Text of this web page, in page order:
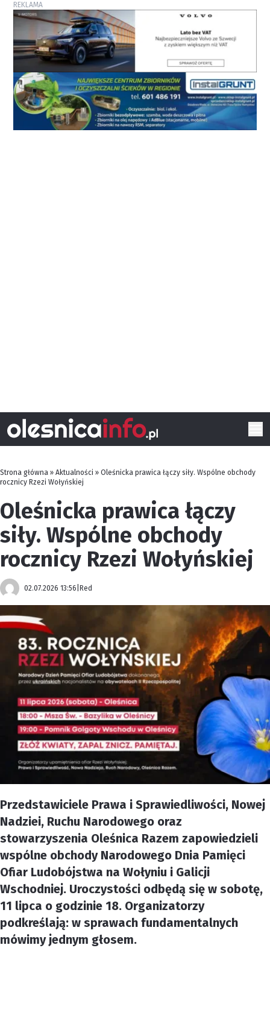
REKLAMA
Strona główna » Aktualności » Oleśnicka prawica łączy siły. Wspólne obchody
rocznicy Rzezi Wołyńskiej
Oleśnicka prawica łączy
siły. Wspólne obchody
rocznicy Rzezi Wołyńskiej
02.07.2026 13:56 Red
Przedstawiciele Prawa i Sprawiedliwości, Nowej
Nadziei, Ruchu Narodowego oraz
stowarzyszenia Oleśnica Razem zapowiedzieli
wspólne obchody Narodowego Dnia Pamięci
Ofiar Ludobójstwa na Wołyniu i Galicji
Wschodniej. Uroczystości odbędą się w sobotę,
11 lipca o godzinie 18. Organizatorzy
podkreślają: w sprawach fundamentalnych
mówimy jednym głosem.